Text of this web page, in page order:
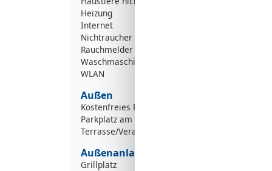
Heizung
Internet
Nichtraucher
Rauchmelder
Waschmaschine
WLAN
Außen
Kostenfreies Parken
Parkplatz am Objekt
Terrasse/Veranda
Außenanlage
Grillplatz